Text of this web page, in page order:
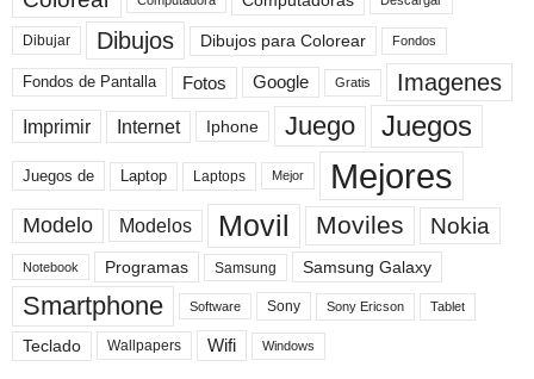
Dibujar Dibujos Dibujos para Colorear Fondos
Fondos de Pantalla Fotos Google Gratis Imagenes
Imprimir Internet Iphone Juego Juegos
Juegos de Laptop Laptops Mejor Mejores
Modelo Modelos Movil Moviles Nokia
Notebook Programas Samsung Samsung Galaxy
Smartphone Software Sony Sony Ericson Tablet
Teclado Wallpapers Wifi Windows